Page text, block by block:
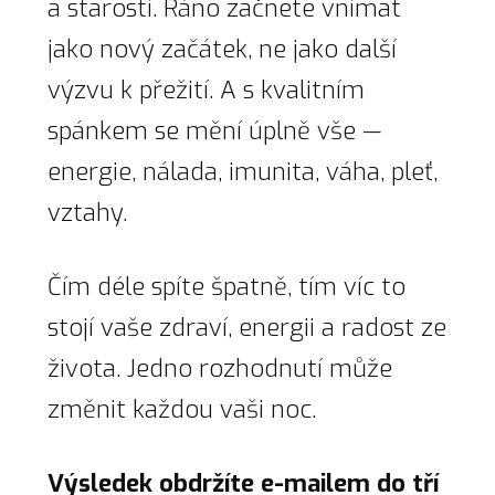
a starostí. Ráno začnete vnímat
jako nový začátek, ne jako další
výzvu k přežití. A s kvalitním
spánkem se mění úplně vše —
energie, nálada, imunita, váha, pleť,
vztahy.
Čím déle spíte špatně, tím víc to
stojí vaše zdraví, energii a radost ze
života. Jedno rozhodnutí může
změnit každou vaši noc.
Výsledek obdržíte e-mailem do tří